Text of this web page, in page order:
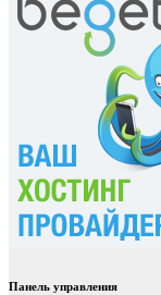
Панель управления